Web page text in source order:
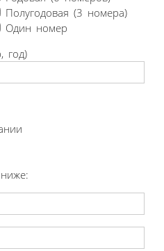
Полугодовая (3 номера)
Один номер
год)